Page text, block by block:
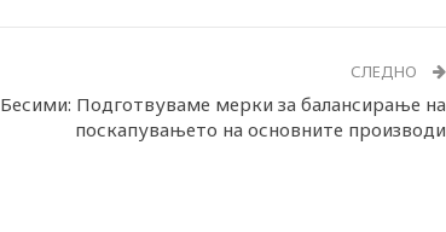
СЛЕДНО
Бесими: Подготвуваме мерки за балансирање на
поскапувањето на основните производи